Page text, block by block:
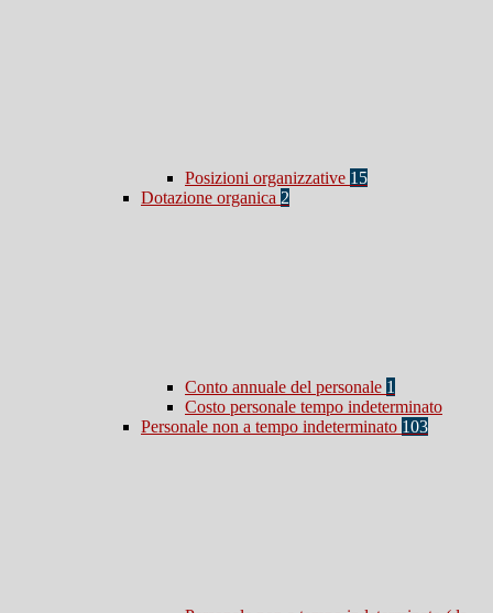
Posizioni organizzative 15
Dotazione organica 2
Conto annuale del personale 1
Costo personale tempo indeterminato
Personale non a tempo indeterminato 103